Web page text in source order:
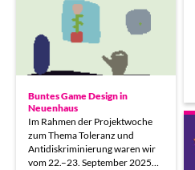
Buntes Game Design in
Neuenhaus
Im Rahmen der Projektwoche
zum Thema Toleranz und
Antidiskriminierung waren wir
vom 22.–23. September 2025…